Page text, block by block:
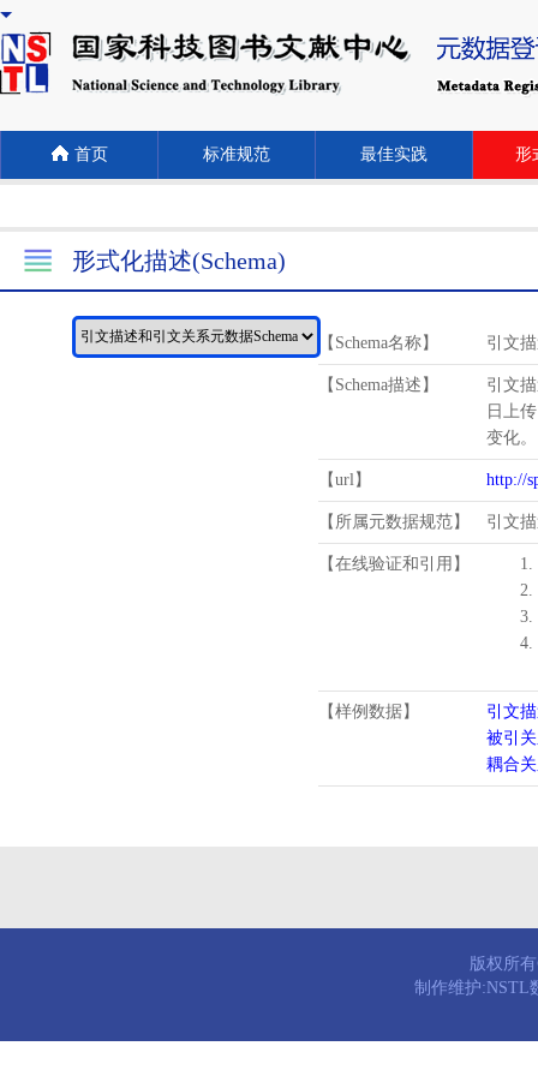
首页 标准规范 最佳实践 形
形式化描述(Schema)
【Schema名称】 引文
【Schema描述】
引文
日上
变化。
【url】 http://
【所属元数据规范】 引文
【在线验证和引用】
1.
2.
3.
4.
【样例数据】
引文
被引
耦合
版权所
制作维护:NSTL